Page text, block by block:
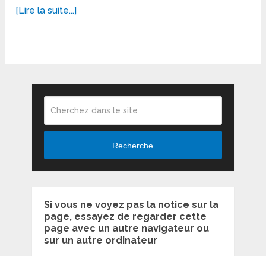
[Lire la suite...]
Recherche
Si vous ne voyez pas la notice sur la
page, essayez de regarder cette
page avec un autre navigateur ou
sur un autre ordinateur